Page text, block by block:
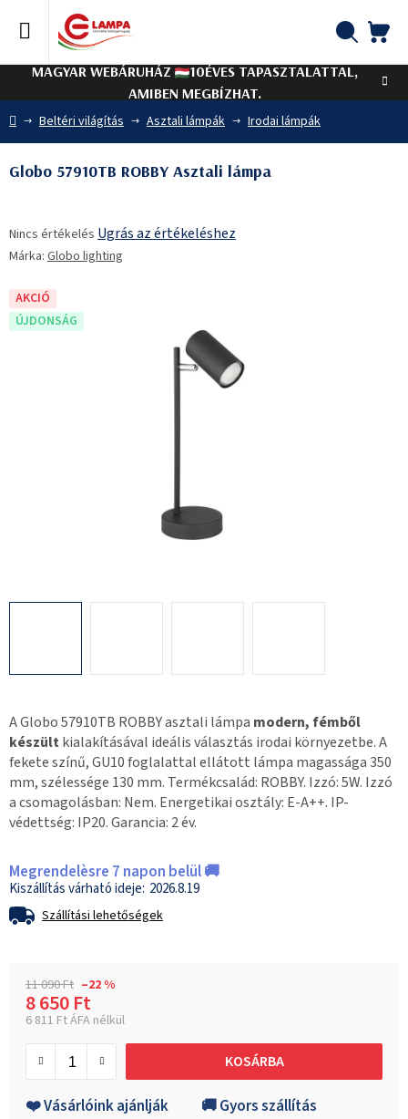
tartalomhoz
MAGYAR WEBÁRUHÁZ
10ÉVES TAPASZTALATTAL,
AMIBEN MEGBÍZHAT.
Kezdőlap
Beltéri világítás Asztali lámpák Irodai lámpák
A Globo 57910TB ROBBY asztali lámpa modern, fémből
készültkialakításával ideális választás irodai környezetbe. A
fekete színű, GU10 foglalattal ellátott lámpa magassága 350
mm, szélessége 130 mm. Termékcsalád: ROBBY. Izzó: 5W. Izzó
a csomagolásban: Nem. Energetikai osztály: E-A++. IP-
védettség: IP20. Garancia: 2 év.
Megrendelèsre 7 napon belül 🚚
2026.8.19
Szállítási lehetőségek
11 090 Ft –22 %
8 650 Ft
6 811 Ft ÁFA nélkül
KOSÁRBA
❤️ Vásárlóink ajánlják
🚚 Gyors szállítás
Globo 57910TB ROBBY Asztali lámpa
termék
átlagos
5-
ből
Nincs értékelés Ugrás az értékeléshez
Márka: Globo lighting
AKCIÓ
ÚJDONSÁG